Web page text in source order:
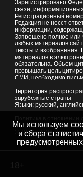
Зарегистрировано
связи,
Регистрационный
Редакция не несет
информации,
Запрещено полное или
любых материалов
тексты и изображения.
материалов в
обязательна. Объем
превышать цель
СМИ, необходимо
Территория
зарубежные страны
Языки: русский,
© 2007 - 2026Портал
Мы используем
и сбора
предусмотренных